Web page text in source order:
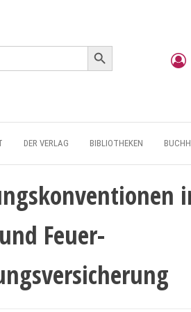
Search Button
DER VERLAG BIBLIOTHEKEN
Feuer-